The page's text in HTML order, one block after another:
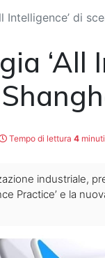
Intelligence’ di
‘All
Tempo di lettura 4 minuti
industriale,
Practice’ e la